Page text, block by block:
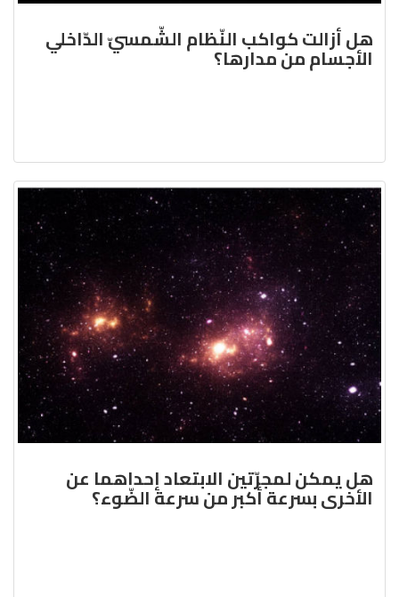
هل أزالت كواكب النّظام الشّمسيّ الدّاخلي
الأجسام من مدارها؟
هل يمكن لمجرّتين الابتعاد إحداهما عن
الأخرى بسرعة أكبر من سرعة الضّوء؟